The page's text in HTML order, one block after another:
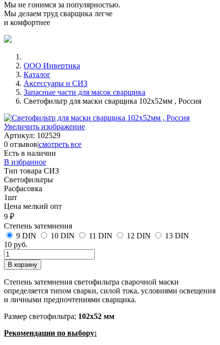
Мы не гонимся за популярностью.
Мы делаем труд сварщика легче
и комфортнее
ООО Инвертика
Каталог
Аксессуары и СИЗ
Запасные части для масок сварщика
Светофильтр для маски сварщика 102х52мм , Россия
Увеличить изображение
Артикул: 102529
0 отзывов|смотреть все
Есть в наличии
В избранное
Тип товара СИЗ
Светофильтры
Расфасовка
1шт
Цена мелкий опт
9 ₽
Степень затемнения
9 DIN
10 DIN 11 DIN 12 DIN
13 DIN
10 руб.
Степень затемнения светофильтра сварочной маски
определяется типом сварки, силой тока, условиями освещения
и личными предпочтениями сварщика.
Размер светофильтра; 102х52 мм
Рекомендации по выбору: